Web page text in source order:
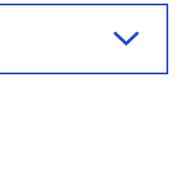
паров
°C равно